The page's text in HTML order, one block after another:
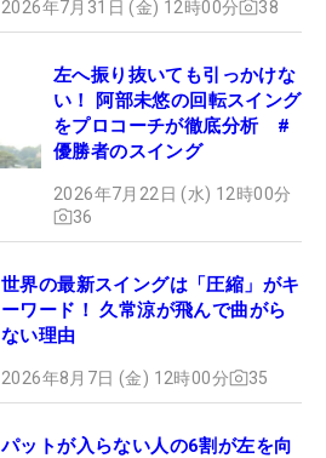
2026年7月31日 (金) 12時00分 38
左へ振り抜いても引っかけな
い！ 阿部未悠の回転スイング
をプロコーチが徹底分析 #
優勝者のスイング
2026年7月22日 (水) 12時00分
36
世界の最新スイングは「圧縮」がキ
ーワード！ 久常涼が飛んで曲がら
ない理由
2026年8月7日 (金) 12時00分 35
パットが入らない人の6割が左を向